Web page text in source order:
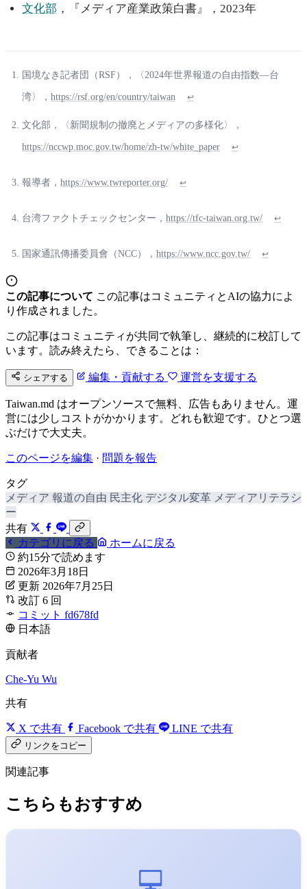
文化部 ，『メディア産業政策白書』，2023年
国境なき記者団（RSF），〈2024年世界報道の自由指数—台
湾〉， https://rsf.org/en/country/taiwan ↩
文化部，〈新聞規制の撤廃とメディアの多様化〉，
https://nccwp.moc.gov.tw/home/zh-tw/white_paper ↩
報導者， https://www.twreporter.org/ ↩
台湾ファクトチェックセンター， https://tfc-taiwan.org.tw/ ↩
国家通訊傳播委員會（NCC）， https://www.ncc.gov.tw/ ↩
この記事について この記事はコミュニティとAIの協力によ
り作成されました。
この記事はコミュニティが共同で執筆し、継続的に校訂して
います。読み終えたら、できることは：
シェアする 編集・貢献する 運営を支援する
Taiwan.md はオープンソースで無料、広告もありません。運
営には少しコストがかかります。どれも歓迎です。ひとつ選
ぶだけで大丈夫。
このページを編集 · 問題を報告
タグ
メディア 報道の自由 民主化 デジタル変革 メディアリテラシ
ー
共有
カテゴリに戻る
ホームに戻る
約15分で読めます
2026年3月18日
更新 2026年7月25日
改訂 6 回
コミット fd678fd
日本語
貢献者
Che-Yu Wu
共有
X で共有 Facebook で共有 LINE で共有
リンクをコピー
関連記事
こちらもおすすめ